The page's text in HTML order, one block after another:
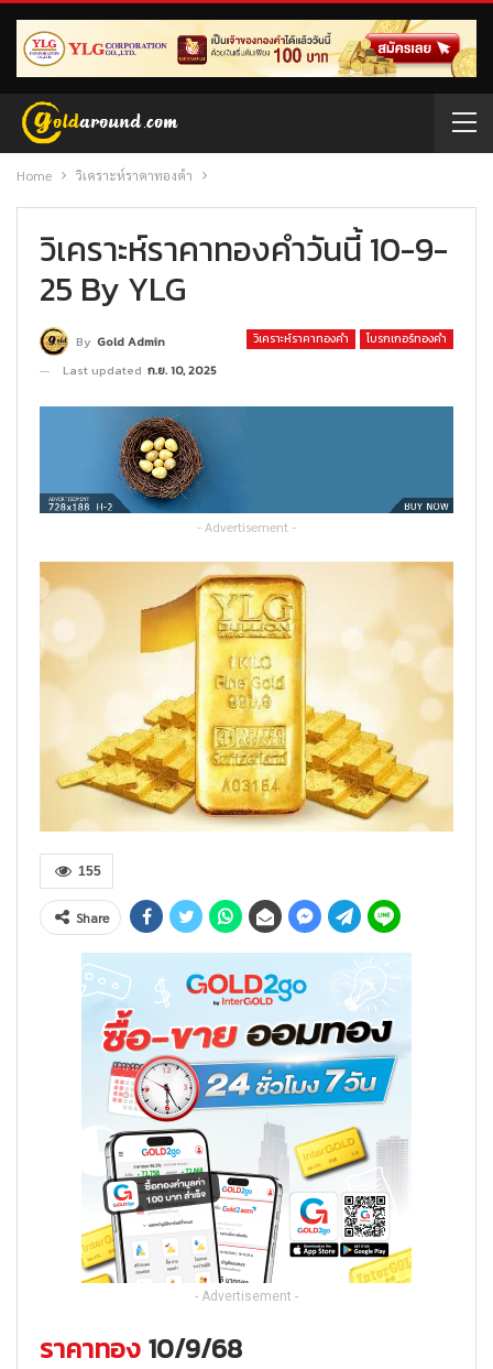
Home วิเคราะห์ราคาทองคำ
วิเคราะห์ราคาทองคำวันนี้ 10-9-
25 By YLG
วิเคราะห์ราคาทองคำ โบรกเกอร์ทองคำ
By Gold Admin
Last updated ก.ย. 10, 2025
- Advertisement -
155
Share
- Advertisement -
ราคาทอง 10/9/68